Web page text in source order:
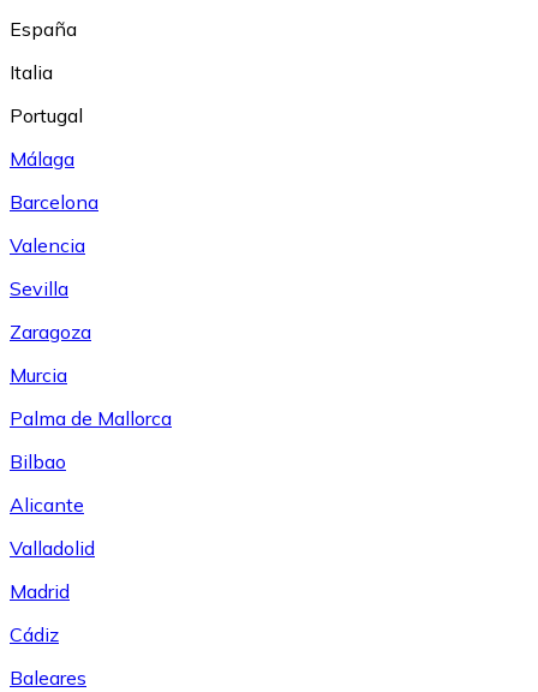
España
Italia
Portugal
Málaga
Barcelona
Valencia
Sevilla
Zaragoza
Murcia
Palma de Mallorca
Bilbao
Alicante
Valladolid
Madrid
Cádiz
Baleares